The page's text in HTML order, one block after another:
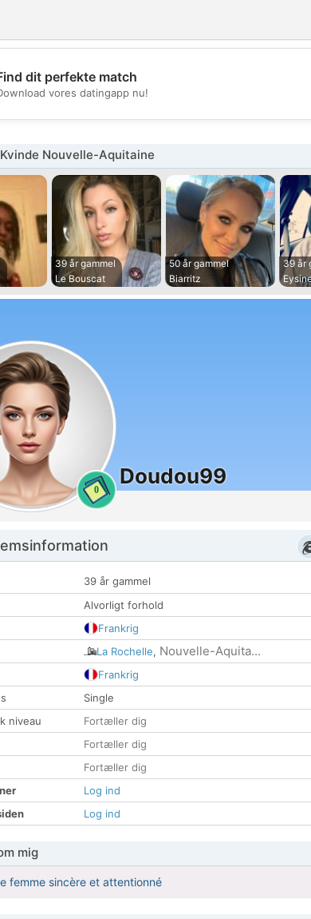
💖
💕
dit perfekte match
vores datingapp nu!
Nouvelle-Aquitaine
39 år gammel
Le Bouscat
50 år gammel
Biarritz
39 år
0
Doudou99
39 år gammel
Alvorligt forhold
Frankrig
La Rochelle, Nouvelle-Aquita...
Frankrig
Single
niveau
Fortæller dig
Fortæller dig
Fortæller dig
Log ind
Log ind
mig
femme sincère et attentionné